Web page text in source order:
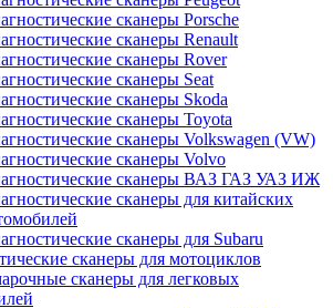
сканеры Porsche
сканеры Renault
сканеры Rover
сканеры Seat
сканеры Skoda
сканеры Toyota
сканеры Volkswagen (VW)
сканеры Volvo
сканеры ВАЗ ГАЗ УАЗ ИЖ
сканеры для китайских
сканеры для Subaru
сканеры для мотоциклов
сканеры для легковых